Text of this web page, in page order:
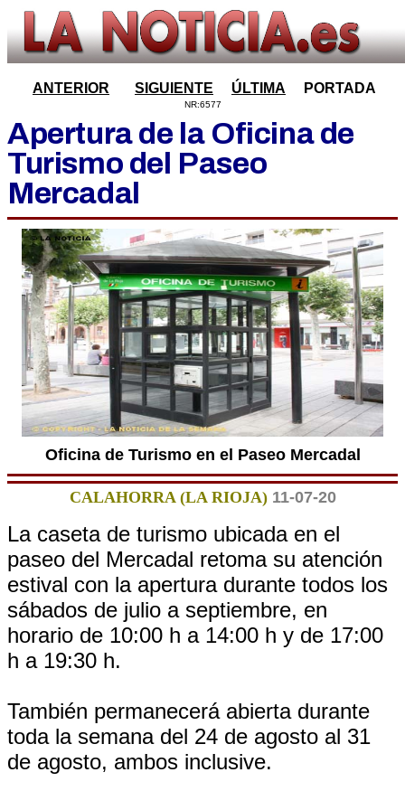
ANTERIOR SIGUIENTE ÚLTIMA PORTADA
NR:6577
Apertura de la Oficina de
Turismo del Paseo
Mercadal
Oficina de Turismo en el Paseo Mercadal
CALAHORRA (LA RIOJA) 11-07-20
La caseta de turismo ubicada en el
paseo del Mercadal retoma su atención
estival con la apertura durante todos los
sábados de julio a septiembre, en
horario de 10:00 h a 14:00 h y de 17:00
h a 19:30 h.
También permanecerá abierta durante
toda la semana del 24 de agosto al 31
de agosto, ambos inclusive.